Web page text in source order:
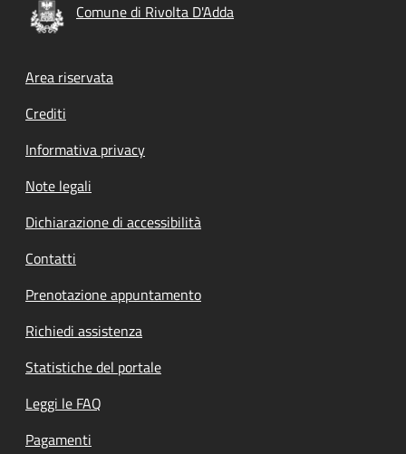
Comune di Rivolta D'Adda
Footer menu
Area riservata
Crediti
Informativa privacy
Note legali
Dichiarazione di accessibilità
Contatti
Prenotazione appuntamento
Richiedi assistenza
Statistiche del portale
Leggi le FAQ
Pagamenti